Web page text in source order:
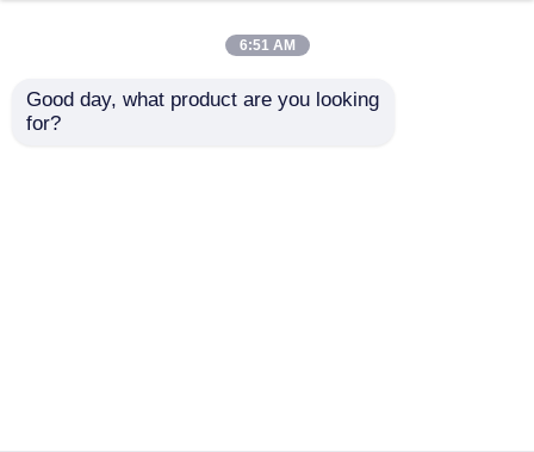
6:51 AM
Good day, what product are you looking
for?